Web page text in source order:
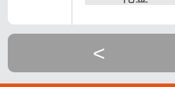
<